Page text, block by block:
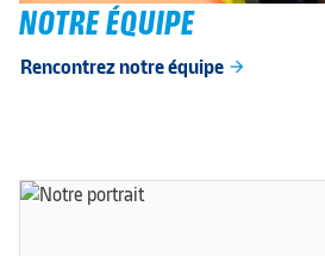
NOTRE ÉQUIPE
Rencontrez notre équipe arrow_forward